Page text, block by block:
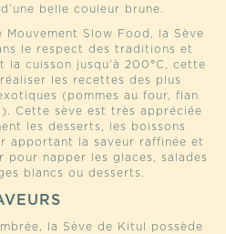
belle couleur brune.
Mouvement Slow Food, la Sève
le respect des traditions et
la cuisson jusqu’à 200°C, cette
les recettes des plus
(pommes au four, flan
Cette sève est très appréciée
les desserts, les boissons
apportant la saveur raffinée et
pour napper les glaces, salades
blancs ou desserts.
la Sève de Kitul possède